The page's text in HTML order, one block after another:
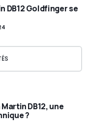
DB12 Goldfinger se
DB12, une
?